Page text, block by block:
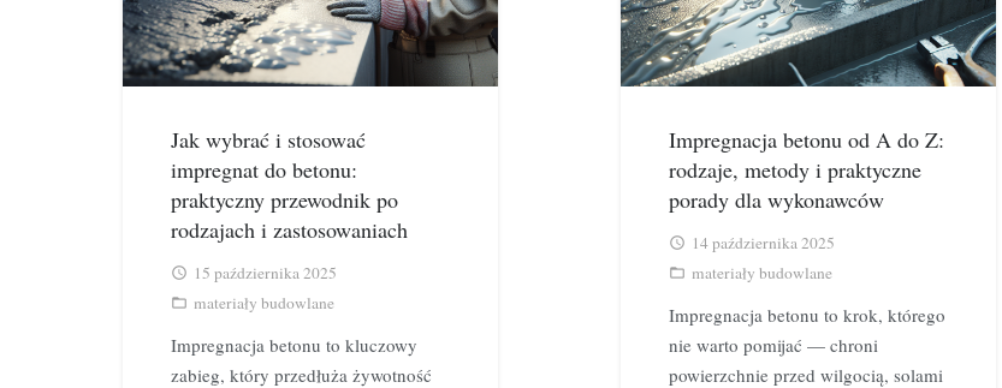
Jak wybrać i stosować
impregnat do betonu:
praktyczny przewodnik po
rodzajach i zastosowaniach
access_time 15 października 2025
folder_open materiały budowlane
Impregnacja betonu to kluczowy
zabieg, który przedłuża żywotność
Impregnacja betonu od A do Z:
rodzaje, metody i praktyczne
porady dla wykonawców
access_time 14 października 2025
folder_open materiały budowlane
Impregnacja betonu to krok, którego
nie warto pomijać — chroni
powierzchnie przed wilgocią, solami